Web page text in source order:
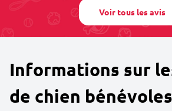
Voir tous les avis
Informations sur
de chien